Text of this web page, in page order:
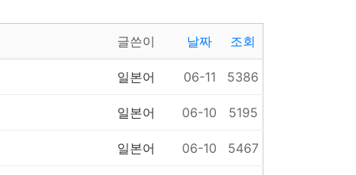
글쓴이 날짜 조회
일본어 06-11 5386
일본어 06-10 5195
일본어 06-10 5467